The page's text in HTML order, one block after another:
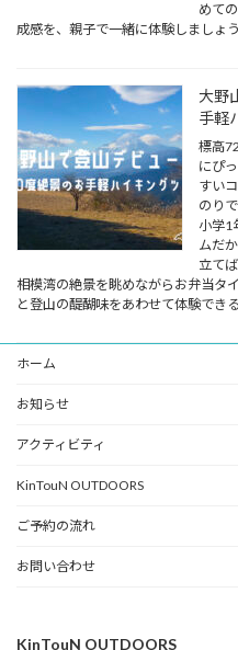
めて
成感を、親子で一緒に体験しましょう
大野
手軽
標高
にぴ
すい
のり
小学1
ムだ
立て
相模湾の絶景を眺めながらお弁当タ
と登山の醍醐味をあわせて体験でき
ホーム
お知らせ
アクティビティ
KinTouN OUTDOORS
ご予約の流れ
お問い合わせ
KinTouN OUTDOORS